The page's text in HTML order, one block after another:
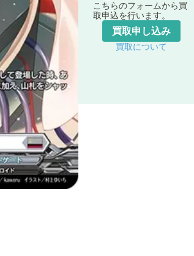
こちらのフォームから買
取申込を行います。
買取申し込み
買取について